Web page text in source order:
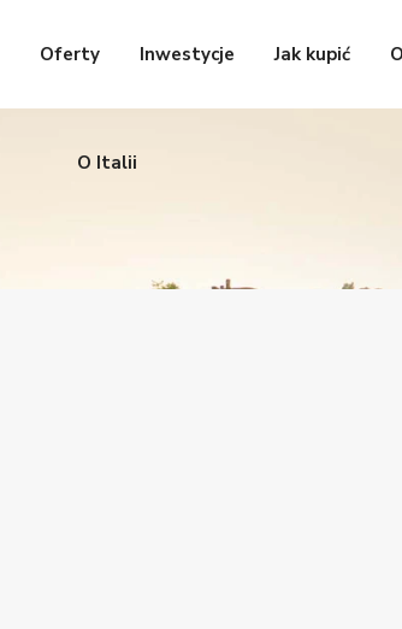
Oferty Inwestycje Jak kupić
O Italii